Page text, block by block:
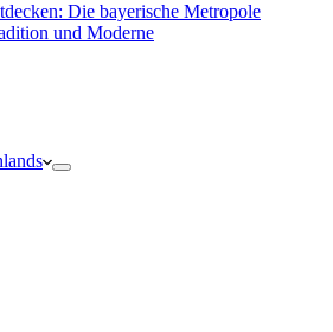
Die bayerische Metropole
und Moderne